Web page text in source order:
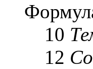
10
12